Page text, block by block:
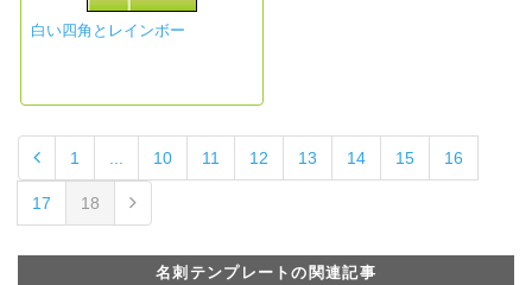
白い四角とレインボー
1 10 11 12 13 14 15 16
17 18
名刺テンプレートの関連記事